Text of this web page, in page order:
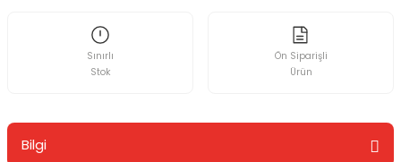
Sınırlı
Stok
Ön Siparişli
Ürün
Bilgi